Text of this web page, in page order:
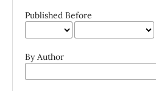
Published Before
By Author